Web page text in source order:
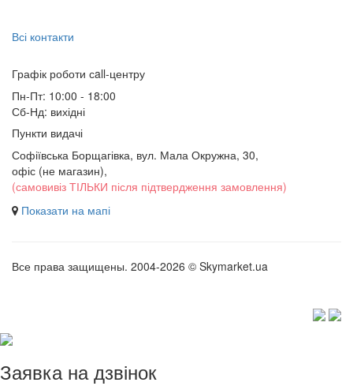
Всі контакти
Графік роботи сall-центру
Пн-Пт: 10:00 - 18:00
Сб-Нд: вихідні
Пункти видачі
Софіївська Борщагівка, вул. Мала Окружна, 30,
офіс (не магазин),
(самовивіз ТІЛЬКИ після підтвердження замовлення)
Показати на мапі
Все права защищены. 2004-2026 © Skymarket.ua
Заявка на дзвінок